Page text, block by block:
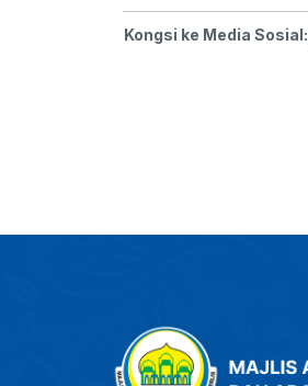
Kongsi ke Media Sosial: